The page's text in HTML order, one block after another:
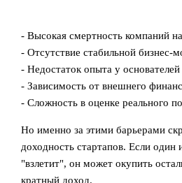
- Высокая смертность компаний
- Отсутствие стабильной бизнес-
- Недостаток опыта у основателей
- Зависимость от внешнего
- Сложность в оценке реального
Но именно за этими барьерами
доходность стартапов. Если один
"взлетит", он может окупить
кратный доход.